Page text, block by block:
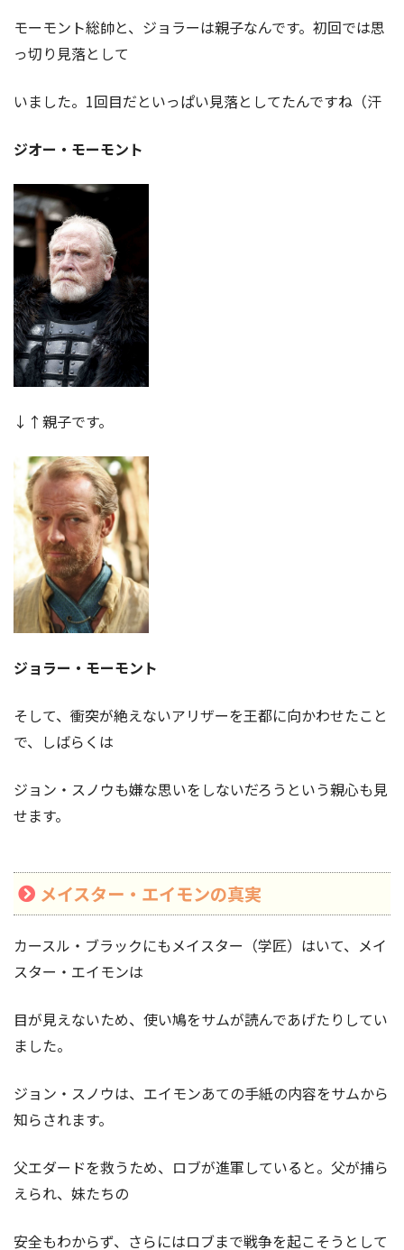
モーモント総帥と、ジョラーは親子なんです。初回では思
っ切り見落として
いました。1回目だといっぱい見落としてたんですね（汗
ジオー・モーモント
↓↑親子です。
ジョラー・モーモント
そして、衝突が絶えないアリザーを王都に向かわせたこと
で、しばらくは
ジョン・スノウも嫌な思いをしないだろうという親心も見
せます。
メイスター・エイモンの真実
カースル・ブラックにもメイスター（学匠）はいて、メイ
スター・エイモンは
目が見えないため、使い鳩をサムが読んであげたりしてい
ました。
ジョン・スノウは、エイモンあての手紙の内容をサムから
知らされます。
父エダードを救うため、ロブが進軍していると。父が捕ら
えられ、妹たちの
安全もわからず、さらにはロブまで戦争を起こそうとして